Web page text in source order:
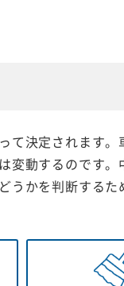
決定されます
動するのです
かを判断する